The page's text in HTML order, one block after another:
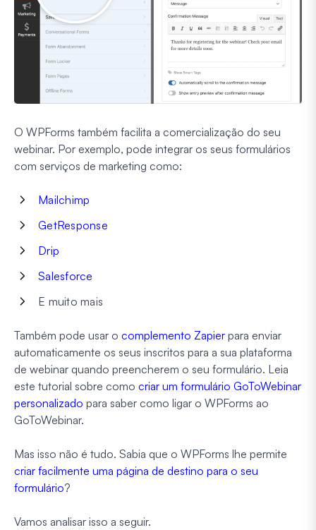
O WPForms também facilita a comercialização do seu
webinar. Por exemplo, pode integrar os seus formulários
com serviços de marketing como:
Mailchimp
GetResponse
Drip
Salesforce
E muito mais
Também pode usar o complemento Zapier para enviar
automaticamente os seus inscritos para a sua plataforma
de webinar quando preencherem o seu formulário. Leia
este tutorial sobre como criar um formulário GoToWebinar
personalizado para saber como ligar o WPForms ao
GoToWebinar.
Mas isso não é tudo. Sabia que o WPForms lhe permite
criar facilmente uma página de destino para o seu
formulário?
Vamos analisar isso a seguir.